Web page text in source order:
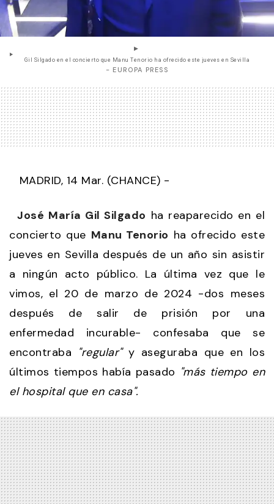
Gil Silgado en el concierto que Manu Tenorio ha ofrecido este jueves en Sevilla
- EUROPA PRESS
MADRID, 14 Mar. (CHANCE) -
José María Gil Silgado ha reaparecido en el
concierto que Manu Tenorio ha ofrecido este
jueves en Sevilla después de un año sin asistir
a ningún acto público. La última vez que le
vimos, el 20 de marzo de 2024 -dos meses
después de salir de prisión por una
enfermedad incurable- confesaba que se
encontraba "regular"y aseguraba que en los
últimos tiempos había pasado "más tiempo en
el hospital que en casa".